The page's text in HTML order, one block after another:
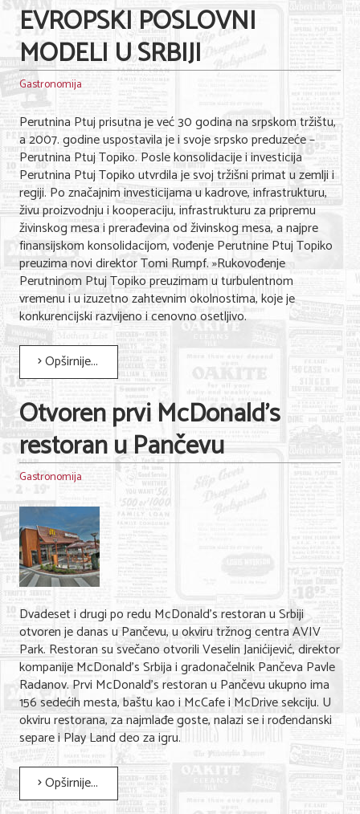
ADRESAR
Posao
Usluge
Nega lica i tela
Shopping
Sve za venčanje
Sve za decu
Kuća i bašta
Gastronomija
Sport i rekreacija
Zdravlje i medicina
Hobi i razonoda
UPIS FIRMI
MARKETING
KONTAKT
O NAMA
EVROPSKI POSLOVNI
MODELI U SRBIJI
Gastronomija
Perutnina Ptuj prisutna je već 30 godina na srpskom tržištu,
a 2007. godine uspostavila je i svoje srpsko preduzeće –
Perutnina Ptuj Topiko. Posle konsolidacije i investicija
Perutnina Ptuj Topiko utvrdila je svoj tržišni primat u zemlji i
regiji. Po značajnim investicijama u kadrove, infrastrukturu,
živu proizvodnju i kooperaciju, infrastrukturu za pripremu
živinskog mesa i prerađevina od živinskog mesa, a najpre
finansijskom konsolidacijom, vođenje Perutnine Ptuj Topiko
preuzima novi direktor Tomi Rumpf. »Rukovođenje
Perutninom Ptuj Topiko preuzimam u turbulentnom
vremenu i u izuzetno zahtevnim okolnostima, koje je
konkurencijski razvijeno i cenovno osetljivo.
Opširnije...
Otvoren prvi McDonald’s
restoran u Pančevu
Gastronomija
Dvadeset i drugi po redu McDonald’s restoran u Srbiji
otvoren je danas u Pančevu, u okviru tržnog centra AVIV
Park. Restoran su svečano otvorili Veselin Janićijević, direktor
kompanije McDonald’s Srbija i gradonačelnik Pančeva Pavle
Radanov. Prvi McDonald’s restoran u Pančevu ukupno ima
156 sedećih mesta, baštu kao i McCafe i McDrive sekciju. U
okviru restorana, za najmlađe goste, nalazi se i rođendanski
separe i Play Land deo za igru.
Opširnije...